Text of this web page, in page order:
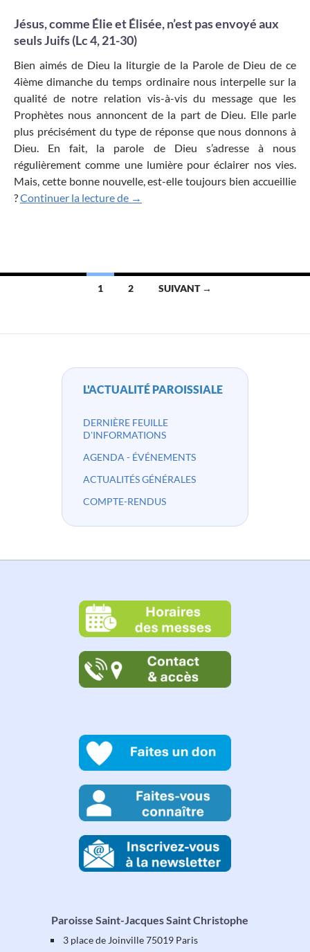
Jésus, comme Élie et Élisée, n’est pas envoyé aux
seuls Juifs (Lc 4, 21-30)
Bien aimés de Dieu la liturgie de la Parole de Dieu de ce
4ième dimanche du temps ordinaire nous interpelle sur la
qualité de notre relation vis-à-vis du message que les
Prophètes nous annoncent de la part de Dieu. Elle parle
plus précisément du type de réponse que nous donnons à
Dieu. En fait, la parole de Dieu s’adresse à nous
régulièrement comme une lumière pour éclairer nos vies.
Mais, cette bonne nouvelle, est-elle toujours bien accueillie
?Continuer la lecture de Nul n’est prophète en son pays
→
articles
1 2 SUIVANT →
L'ACTUALITÉ PAROISSIALE
DERNIÈRE FEUILLE
D'INFORMATIONS
AGENDA - ÉVÉNEMENTS
ACTUALITÉS GÉNÉRALES
COMPTE-RENDUS
Paroisse Saint-Jacques Saint Christophe
3 place de Joinville 75019 Paris